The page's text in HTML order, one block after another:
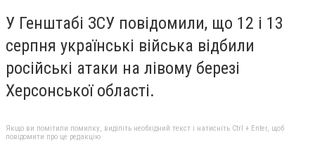
У Генштабі ЗСУ повідомили, що 12 і 13
серпня українські війська відбили
російські атаки на лівому березі
Херсонської області.
Якщо ви помітили помилку, виділіть необхідний текст і натисніть Ctrl + Enter, щоб
повідомити про це редакцію